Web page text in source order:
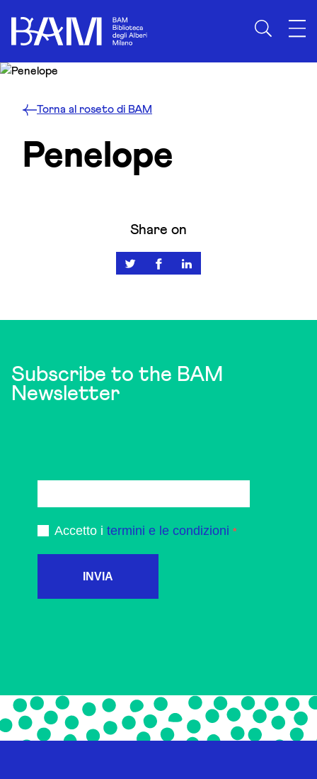
Torna al roseto di BAM
Penelope
Share on
Subscribe to the BAM
Newsletter
Accetto i termini e le condizioni
INVIA